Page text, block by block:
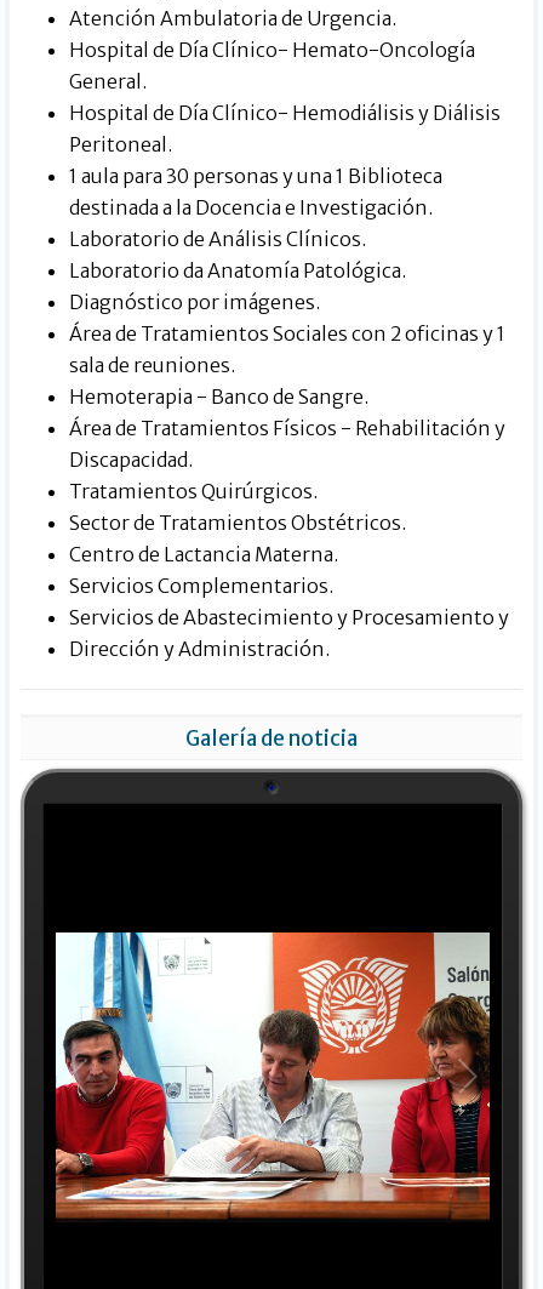
Atención Ambulatoria de Urgencia.
Hospital de Día Clínico- Hemato-Oncología
General.
Hospital de Día Clínico- Hemodiálisis y Diálisis
Peritoneal.
1 aula para 30 personas y una 1 Biblioteca
destinada a la Docencia e Investigación.
Laboratorio de Análisis Clínicos.
Laboratorio da Anatomía Patológica.
Diagnóstico por imágenes.
Área de Tratamientos Sociales con 2 oficinas y 1
sala de reuniones.
Hemoterapia - Banco de Sangre.
Área de Tratamientos Físicos - Rehabilitación y
Discapacidad.
Tratamientos Quirúrgicos.
Sector de Tratamientos Obstétricos.
Centro de Lactancia Materna.
Servicios Complementarios.
Servicios de Abastecimiento y Procesamiento y
Dirección y Administración.
Galería de noticia